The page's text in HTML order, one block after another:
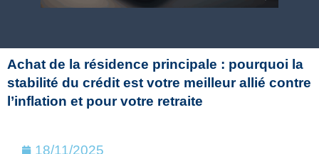
Achat de la résidence principale : pourquoi la
stabilité du crédit est votre meilleur allié contre
l’inflation et pour votre retraite
18/11/2025